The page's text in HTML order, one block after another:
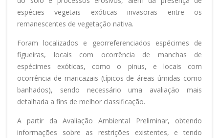
espécies vegetais exóticas invasoras entre os
remanescentes de vegetação nativa.
Foram localizados e georreferenciados espécimes de
figueiras, locais com ocorrência de manchas de
espécimes exóticas, como o pinus, e locais com
ocorrência de maricazais (típicos de áreas úmidas como
banhados), sendo necessário uma avaliação mais
detalhada a fins de melhor classificação.
A partir da Avaliação Ambiental Preliminar, obtendo
informações sobre as restrições existentes, e tendo